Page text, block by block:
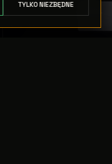
KONTAKT
TYLKO NIEZBĘDNE